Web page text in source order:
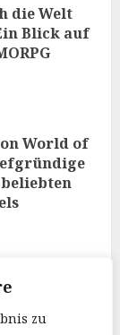
zu
die Welt
Blick auf
World of
und
von Iron